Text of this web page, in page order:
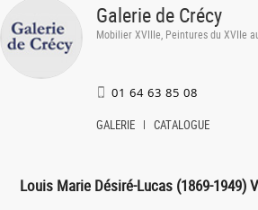
Galerie de Crécy
Mobilier XVIIIe, Peintures du XVIIe
01 64 63 85 08
GALERIE CATALOGUE
Louis Marie Désiré-Lucas (1869-1949)